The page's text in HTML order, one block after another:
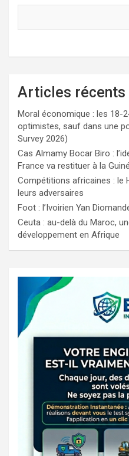
Articles récents
Moral économique : les 18-
optimistes, sauf dans une
Survey 2026)
Cas Almamy Bocar Biro :
France va restituer à la
Compétitions africaines : le
leurs adversaires
Foot : l’Ivoirien Yan
Ceuta : au-delà du Maroc,
développement en Afrique